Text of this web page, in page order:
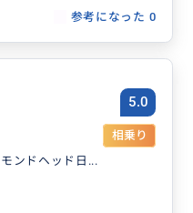
参考になった 0
5.0
相乗り
ンドヘッド日...